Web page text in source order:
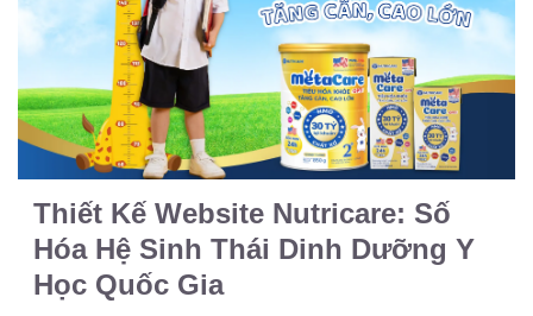
Thiết Kế Website Nutricare: Số
Hóa Hệ Sinh Thái Dinh Dưỡng Y
Học Quốc Gia